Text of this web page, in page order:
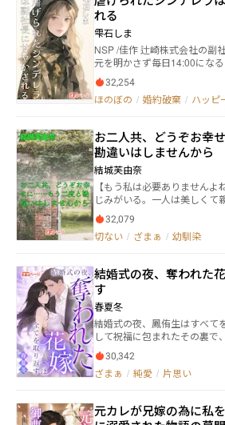
時代に倒したドラゴンがつい
言い出し……？！ 出来れば断罪は回避しつつ、王子
とも婚約破棄したい！攻略対
たりスローライフな生活は手
か……。 悪役令嬢の運命回避作戦が始まるのであっ
た。
れる
雫石しま
NSP /佳作 辻崎株式会社の副
元を明かさず毎日14:00になる
れた。 彼の視線の先にはパティシエールの羽柴果林。
それは2年前からの片思い。
くがそれは鈍感な果林には通
レラをモチーフにしたハッピ
メディ。
32,254
ほのぼの / 婚約破棄 / ハッピ
お二人共、どうぞお幸
勘違いはしませんから
結城芙由奈
【もう私は必要ありませんよね？】 私には2
じみがいる。一人は美しくて
人は笑顔が素敵で穏やかな伯
貴族とは名ばかりのしがない
ど2人は身分差に関係なく私に
ければならない自体に陥る。
引き取られることになったが
しまう。 そんな矢先、幼なじ
みてあげるから家においで」
で夢のような誘いに、私は喜
ことになったのだが―― ※途中まで鬱展開続きます（注
意）
32,079
切ない / ざまぁ / 幼馴染
結婚式の夜、奪われた
す
春夏冬
結婚式の夜、鳳侑生はすべて
して祝福に包まれたその裏で
撃してしまう。 学生時代から彼を支え、仕事も人生も
捧げてきた―― それでも彼にと
妻」にすぎなかった。 家に縛られ、経済的にも精神的
ま身を引いた男・御堂泰牙だった。 「お前
30,342
ざまぁ / 純愛 / 片思い
元カレが兄嫁の為に私